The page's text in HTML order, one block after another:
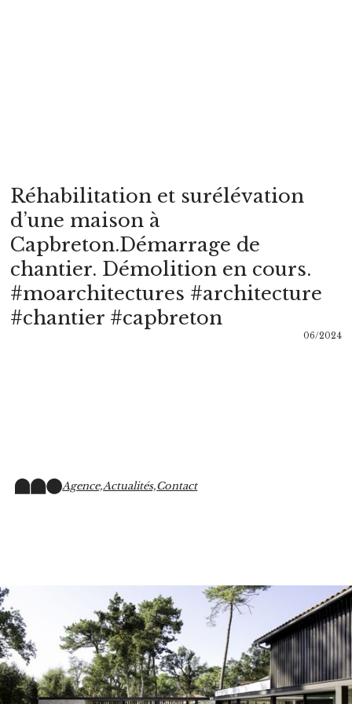
Réhabilitation et surélévation
d’une maison à
Capbreton.Démarrage de
chantier. Démolition en cours.
#moarchitectures #architecture
#chantier #capbreton
06/2024
Agence,Actualités,Contact